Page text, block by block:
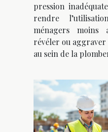
pression
rendre
ménagers moins
révéler ou aggraver
au sein de la